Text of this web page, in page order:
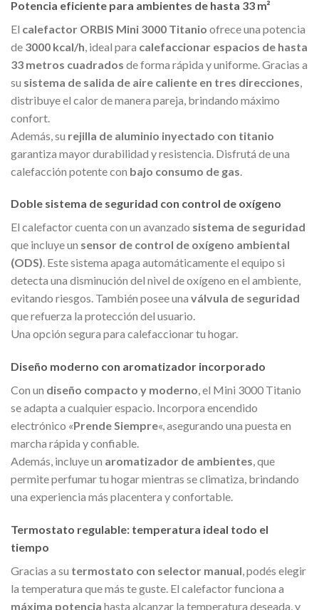
Potencia eficiente para ambientes de hasta 33 m²
El calefactor ORBIS Mini 3000 Titanio ofrece una potencia
de 3000 kcal/h , ideal para calefaccionar espacios de hasta
33 metros cuadrados de forma rápida y uniforme. Gracias a
su sistema de salida de aire caliente en tres direcciones
distribuye el calor de manera pareja, brindando máximo
confort.
Además, su rejilla de aluminio inyectado con titanio
garantiza mayor durabilidad y resistencia. Disfrutá de una
calefacción potente con bajo consumo de gas
Doble sistema de seguridad con control de oxígeno
El calefactor cuenta con un avanzado sistema de seguridad
que incluye un sensor de control de oxígeno ambiental
(ODS). Este sistema apaga automáticamente el equipo si
detecta una disminución del nivel de oxígeno en el ambiente,
evitando riesgos. También posee una válvula de seguridad
que refuerza la protección del usuario.
Una opción segura para calefaccionar tu hogar.
Diseño moderno con aromatizador incorporado
Con un diseño compacto y moderno, el Mini 3000 Titanio
se adapta a cualquier espacio. Incorpora encendido
electrónico «Prende Siempre«, asegurando una puesta en
marcha rápida y confiable.
Además, incluye un aromatizador de ambientes, que
permite perfumar tu hogar mientras se climatiza, brindando
una experiencia más placentera y confortable.
Termostato regulable: temperatura ideal todo el
tiempo
Gracias a su termostato con selector manual, podés elegir
la temperatura que más te guste. El calefactor funciona a
máxima potencia hasta alcanzar la temperatura deseada, y